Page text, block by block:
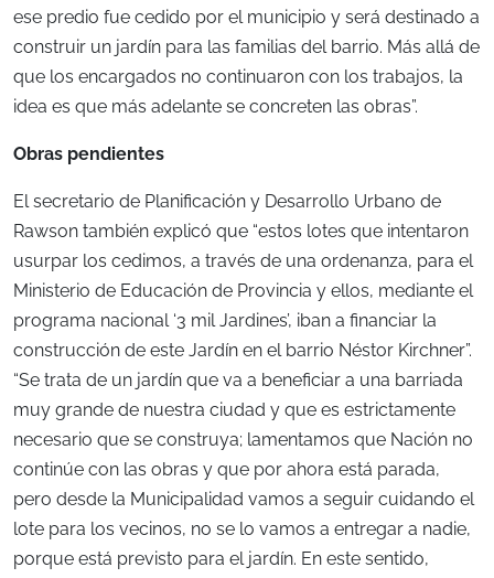
ese predio fue cedido por el municipio y será destinado a
construir un jardín para las familias del barrio. Más allá de
que los encargados no continuaron con los trabajos, la
idea es que más adelante se concreten las obras”.
Obras pendientes
El secretario de Planificación y Desarrollo Urbano de
Rawson también explicó que “estos lotes que intentaron
usurpar los cedimos, a través de una ordenanza, para el
Ministerio de Educación de Provincia y ellos, mediante el
programa nacional ‘3 mil Jardines’, iban a financiar la
construcción de este Jardín en el barrio Néstor Kirchner”.
“Se trata de un jardín que va a beneficiar a una barriada
muy grande de nuestra ciudad y que es estrictamente
necesario que se construya; lamentamos que Nación no
continúe con las obras y que por ahora está parada,
pero desde la Municipalidad vamos a seguir cuidando el
lote para los vecinos, no se lo vamos a entregar a nadie,
porque está previsto para el jardín. En este sentido,